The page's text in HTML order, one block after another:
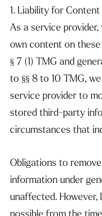
1. Liability for Content
As a service
own content on
§ 7 (1) TMG and
to §§ 8 to 10 TMG,
service provider to
stored third-party
circumstances that
Obligations to
information under
unaffected. However,